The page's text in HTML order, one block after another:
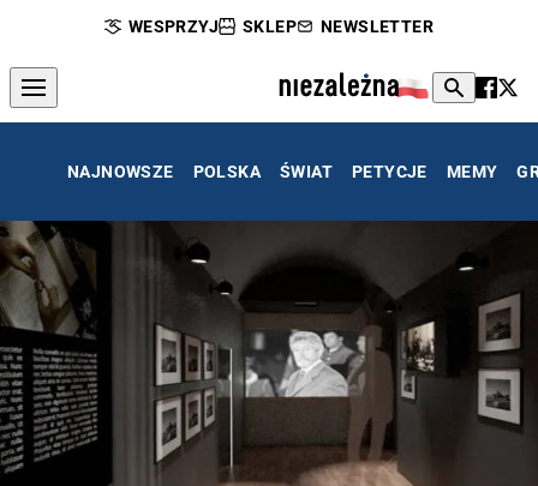
WESPRZYJ SKLEP NEWSLETTER
NAJNOWSZE POLSKA ŚWIAT PETYCJE MEMY